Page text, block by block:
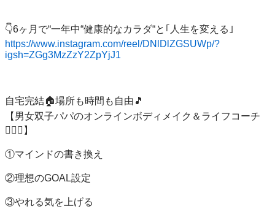
https://www.instagram.com/reel/DNlDlZGSUWp/?
igsh=ZGg3MzZzY2ZpYjJ1
自宅完結🏠場所も時間も自由🎵
【男女双子パパのオンラインボディメイク＆ライフコーチ
👩‍❤️‍👨】
①マインドの書き換え
②理想のGOAL設定
③やれる気を上げる